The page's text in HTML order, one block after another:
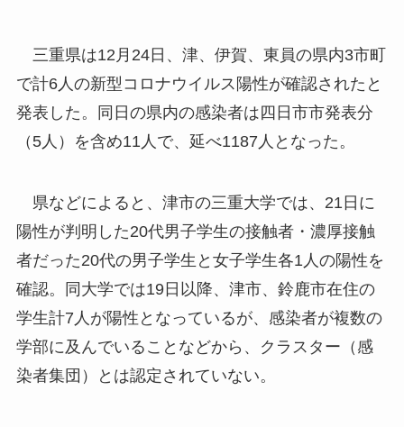
三重県は12月24日、津、伊賀、東員の県内3市町
で計6人の新型コロナウイルス陽性が確認されたと
発表した。同日の県内の感染者は四日市市発表分
（5人）を含め11人で、延べ1187人となった。
県などによると、津市の三重大学では、21日に
陽性が判明した20代男子学生の接触者・濃厚接触
者だった20代の男子学生と女子学生各1人の陽性を
確認。同大学では19日以降、津市、鈴鹿市在住の
学生計7人が陽性となっているが、感染者が複数の
学部に及んでいることなどから、クラスター（感
染者集団）とは認定されていない。